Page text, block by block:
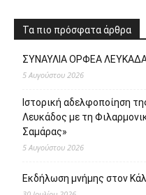
Τα πιο πρόσφατα άρθρα
ΣΥΝΑΥΛΙΑ ΟΡΦΕΑ
5 Αυγούστου 2026
Ιστορική αδελφοποίηση
Λευκάδος με τη
Σαμάρας»
5 Αυγούστου 2026
Εκδήλωση μνήμης στον